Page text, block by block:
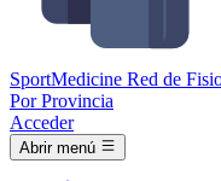
SportMedicine Red de
Por Provincia
Acceder
Abrir menú